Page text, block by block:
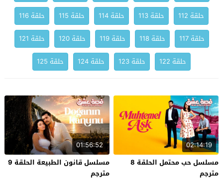
حلقة 112
حلقة 113 حلقة 114 حلقة 115
حلقة 116
حلقة 117
حلقة 118 حلقة 119 حلقة 120
حلقة 121
حلقة 122
حلقة 123 حلقة 124 حلقة 125
02:14:19
مسلسل حب محتمل الحلقة 8
مترجم
01:56:52
مسلسل قانون الطبيعة الحلقة 9
مترجم